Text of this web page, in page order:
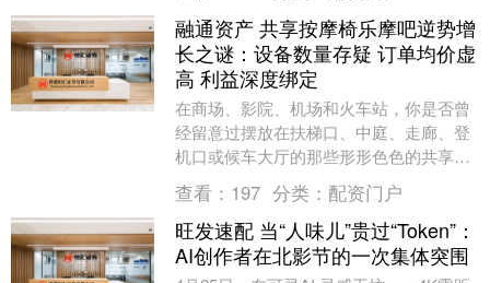
融通资产 共享按摩椅乐摩吧逆势增
长之谜：设备数量存疑 订单均价虚
高 利益深度绑定
在商场、影院、机场和火车站，你是否曾
经留意过摆放在扶梯口、中庭、走廊、登
机口或候车大厅的那些形形色色的共享按
摩椅？那些共享按摩椅中就有乐摩吧的产
品，正是福建乐摩....
查看： 197 分类： 配资门户
旺发速配 当“人味儿”贵过“Token”：
AI创作者在北影节的一次集体突围